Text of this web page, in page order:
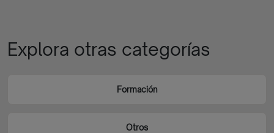
Explora otras categorías
Formación
Otros